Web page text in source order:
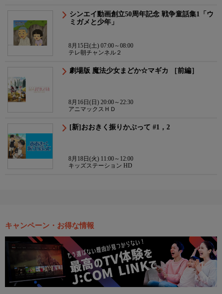
シンエイ動画創立50周年記念 戦争童話集1「ウ
ミガメと少年」
8月15日(土) 07:00～08:00
テレ朝チャンネル２
劇場版 魔法少女まどか☆マギカ ［前編］
8月16日(日) 20:00～22:30
アニマックスＨＤ
[新]おおきく振りかぶって #1，2
8月18日(火) 11:00～12:00
キッズステーション HD
キャンペーン・お得な情報